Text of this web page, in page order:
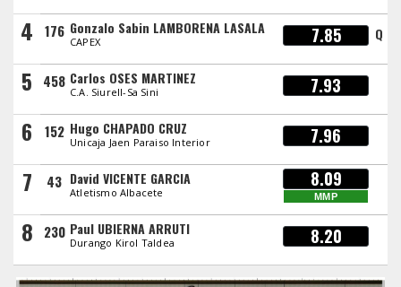
4 176 Gonzalo Sabin LAMBORENA LASALA
CAPEX 7.85 Q
5 458 Carlos OSES MARTINEZ
C.A. Siurell-Sa Sini 7.93
6 152 Hugo CHAPADO CRUZ
Unicaja Jaen Paraiso Interior 7.96
7 43 David VICENTE GARCIA
Atletismo Albacete
8.09
MMP
8 230 Paul UBIERNA ARRUTI
Durango Kirol Taldea 8.20